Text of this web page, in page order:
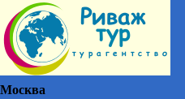
Москва